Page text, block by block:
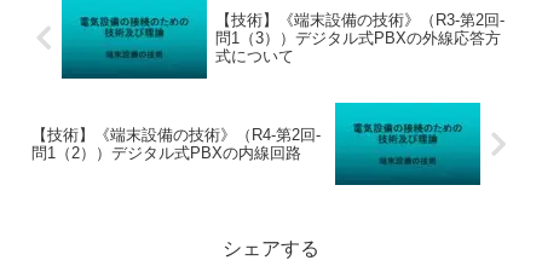
【技術】《端末設備の技術》（R3-第2回-
問1（3））デジタル式PBXの外線応答方
式について
【技術】《端末設備の技術》（R4-第2回-
問1（2））デジタル式PBXの内線回路
シェアする